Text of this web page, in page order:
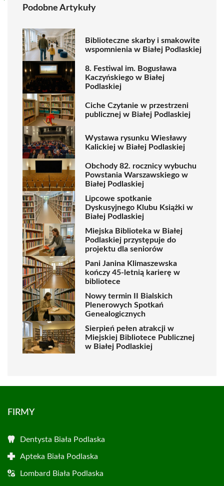
Podobne Artykuły
Biblioteczne skarby i smakowite
wspomnienia w Białej Podlaskiej
8. Festiwal im. Bogusława
Kaczyńskiego w Białej
Podlaskiej
Ciche Czytanie w przestrzeni
publicznej w Białej Podlaskiej
Wystawa rysunku Wiesławy
Kalickiej w Białej Podlaskiej
Obchody 82. rocznicy wybuchu
Powstania Warszawskiego w
Białej Podlaskiej
Lipcowe spotkanie
Dyskusyjnego Klubu Książki w
Białej Podlaskiej
Miejska Biblioteka w Białej
Podlaskiej przystępuje do
projektu dla seniorów
Pani Janina Klimaszewska
kończy 45-letnią karierę w
bibliotece
Nowy termin II Bialskich
Plenerowych Spotkań
Genealogicznych
Sierpień pełen atrakcji w
Miejskiej Bibliotece Publicznej
w Białej Podlaskiej
FIRMY
Dentysta Biała Podlaska
Apteka Biała Podlaska
Lombard Biała Podlaska